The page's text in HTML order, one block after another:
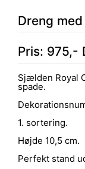
Dreng
Pris: 975,-
Sjælden Royal
spade.
1. sortering.
Højde 10,5 cm.
Perfekt stand